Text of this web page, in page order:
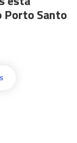
Porto Santo